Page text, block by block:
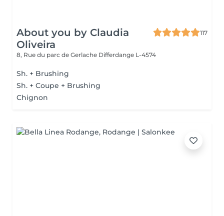
About you by Claudia
Oliveira
117
8, Rue du parc de Gerlache Differdange L-4574
Sh. + Brushing
Sh. + Coupe + Brushing
Chignon